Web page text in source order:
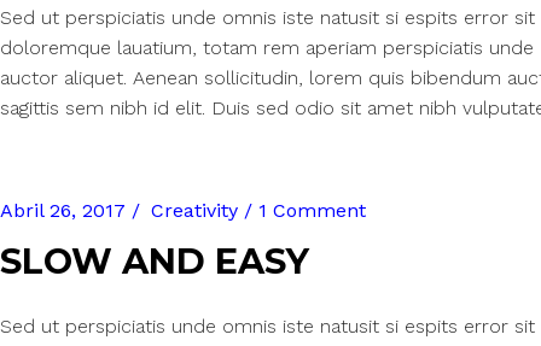
Sed ut perspiciatis unde omnis iste natusit si espits error
doloremque lauatium, totam rem aperiam perspiciatis unde
auctor aliquet. Aenean sollicitudin, lorem quis bibendum
sagittis sem nibh id elit. Duis sed odio sit amet nibh
Abril 26, 2017 Creativity 1 Comment
SLOW AND EASY
Sed ut perspiciatis unde omnis iste natusit si espits error